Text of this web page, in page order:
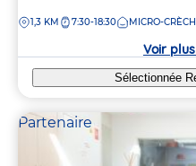
la
DISTANCE
1,3 KM 7:30-18:30 MICRO-
Voir
Sélectionnée
Partenaire
2
2